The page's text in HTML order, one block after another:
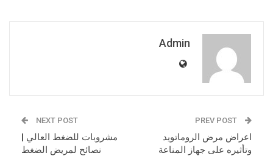
Admin
اعراض مرض الروماتويد
وتأثيره على جهاز المناعة
NEXT POST
مشروبات للضغط العالي |
نصائح لمريض الضغط